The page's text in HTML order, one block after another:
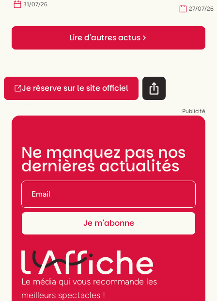
31/07/26
27/07/26
Lire d'autres actus
Je réserve sur le site officiel
Publicité
Ne manquez pas nos
dernières actualités
Le média qui vous recommande les
meilleurs spectacles !